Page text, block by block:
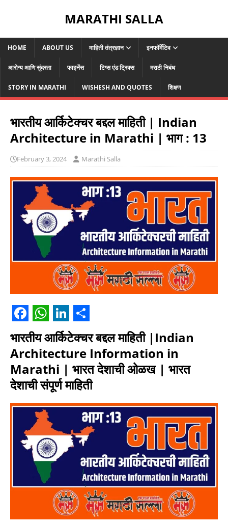
MARATHI SALLA
HOME ABOUT US माहिती तंत्रज्ञान इनफॉर्मेटिव
आरोग्य आणि सुंदरता फाइनेंस टिप्स एंड ट्रिक्स मराठी निबंध
STORY IN MARATHI WISHESH AND QUOTES शिक्षण
भारतीय आर्किटेक्चर बद्दल माहिती | Indian
Architecture in Marathi | भाग : 13
February 3, 2024 Marathi Salla
F
a
c
e
b
o
k
W
h
a
t
s
A
p
p
L
i
n
k
e
d
I
n
S
h
a
r
e
भारतीय आर्किटेक्चर बद्दल माहिती |Indian
Architecture Information in
Marathi | भारत देशाची ओळख | भारत
देशाची संपूर्ण माहिती